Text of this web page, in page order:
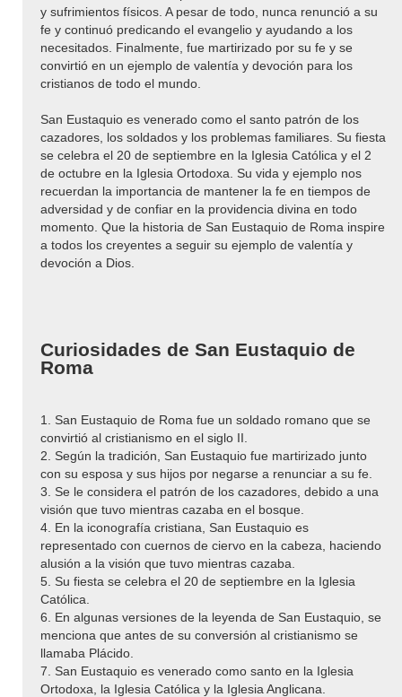
y sufrimientos físicos. A pesar de todo, nunca renunció a su
fe y continuó predicando el evangelio y ayudando a los
necesitados. Finalmente, fue martirizado por su fe y se
convirtió en un ejemplo de valentía y devoción para los
cristianos de todo el mundo.
San Eustaquio es venerado como el santo patrón de los
cazadores, los soldados y los problemas familiares. Su fiesta
se celebra el 20 de septiembre en la Iglesia Católica y el 2
de octubre en la Iglesia Ortodoxa. Su vida y ejemplo nos
recuerdan la importancia de mantener la fe en tiempos de
adversidad y de confiar en la providencia divina en todo
momento. Que la historia de San Eustaquio de Roma inspire
a todos los creyentes a seguir su ejemplo de valentía y
devoción a Dios.
Curiosidades de San Eustaquio de
Roma
1. San Eustaquio de Roma fue un soldado romano que se
convirtió al cristianismo en el siglo II.
2. Según la tradición, San Eustaquio fue martirizado junto
con su esposa y sus hijos por negarse a renunciar a su fe.
3. Se le considera el patrón de los cazadores, debido a una
visión que tuvo mientras cazaba en el bosque.
4. En la iconografía cristiana, San Eustaquio es
representado con cuernos de ciervo en la cabeza, haciendo
alusión a la visión que tuvo mientras cazaba.
5. Su fiesta se celebra el 20 de septiembre en la Iglesia
Católica.
6. En algunas versiones de la leyenda de San Eustaquio, se
menciona que antes de su conversión al cristianismo se
llamaba Plácido.
7. San Eustaquio es venerado como santo en la Iglesia
Ortodoxa, la Iglesia Católica y la Iglesia Anglicana.